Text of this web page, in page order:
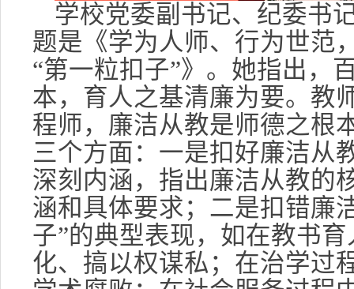
学校党委副书记、纪委书
题是《学为人师、行为世范
“第一粒扣子”》。她指出，
本，育人之基清廉为要。教
程师，廉洁从教是师德之根
三个方面：一是扣好廉洁从
深刻内涵，指出廉洁从教的
涵和具体要求；二是扣错廉
子”的典型表现，如在教书
化、搞以权谋私；在治学过